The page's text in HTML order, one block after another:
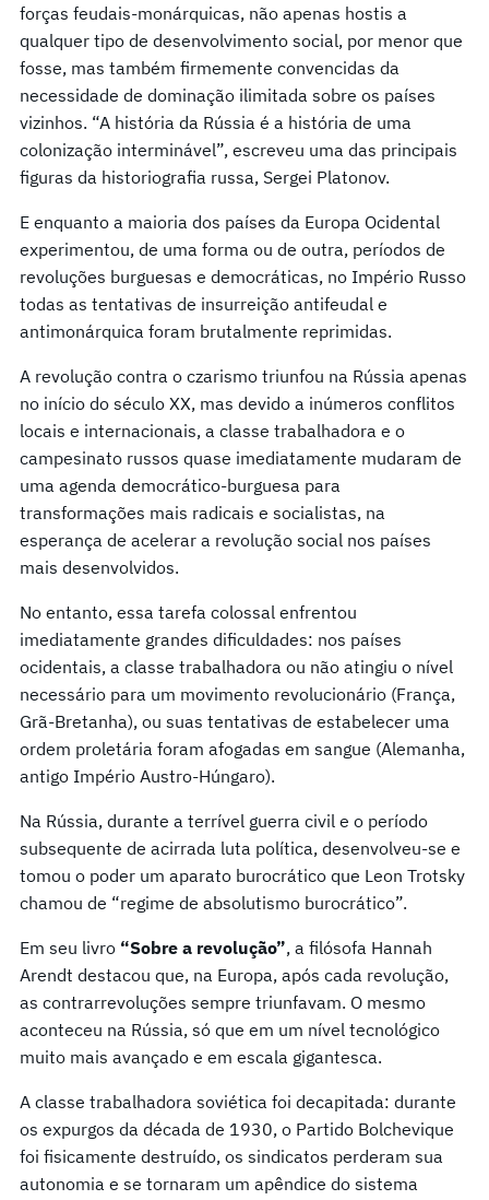
forças feudais-monárquicas, não apenas hostis a
qualquer tipo de desenvolvimento social, por menor que
fosse, mas também firmemente convencidas da
necessidade de dominação ilimitada sobre os países
vizinhos. “A história da Rússia é a história de uma
colonização interminável”, escreveu uma das principais
figuras da historiografia russa, Sergei Platonov.
E enquanto a maioria dos países da Europa Ocidental
experimentou, de uma forma ou de outra, períodos de
revoluções burguesas e democráticas, no Império Russo
todas as tentativas de insurreição antifeudal e
antimonárquica foram brutalmente reprimidas.
A revolução contra o czarismo triunfou na Rússia apenas
no início do século XX, mas devido a inúmeros conflitos
locais e internacionais, a classe trabalhadora e o
campesinato russos quase imediatamente mudaram de
uma agenda democrático-burguesa para
transformações mais radicais e socialistas, na
esperança de acelerar a revolução social nos países
mais desenvolvidos.
No entanto, essa tarefa colossal enfrentou
imediatamente grandes dificuldades: nos países
ocidentais, a classe trabalhadora ou não atingiu o nível
necessário para um movimento revolucionário (França,
Grã-Bretanha), ou suas tentativas de estabelecer uma
ordem proletária foram afogadas em sangue (Alemanha,
antigo Império Austro-Húngaro).
Na Rússia, durante a terrível guerra civil e o período
subsequente de acirrada luta política, desenvolveu-se e
tomou o poder um aparato burocrático que Leon Trotsky
chamou de “regime de absolutismo burocrático”.
Em seu livro “Sobre a revolução”, a filósofa Hannah
Arendt destacou que, na Europa, após cada revolução,
as contrarrevoluções sempre triunfavam. O mesmo
aconteceu na Rússia, só que em um nível tecnológico
muito mais avançado e em escala gigantesca.
A classe trabalhadora soviética foi decapitada: durante
os expurgos da década de 1930, o Partido Bolchevique
foi fisicamente destruído, os sindicatos perderam sua
autonomia e se tornaram um apêndice do sistema